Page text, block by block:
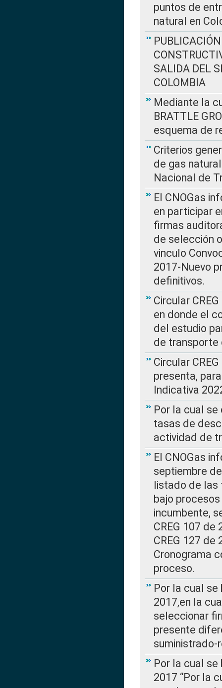
puntos de
natural en
SALIDA DEL
COLOMBIA
Mediante la
BRATTLE
esquema de
Criterios
de gas
Nacional de
El CNOGas
en participar
firmas
de selección
vinculo
2017-Nuevo
definitivos.
Circular
en donde el
del estudio
de transporte
Circular
presenta,
Indicativa
Por la cual
tasas de
actividad de
El CNOGas
septiembre
listado de las
bajo
incumbente,
CREG 107
CREG 127 de
Cronograma
proceso.
Por la cual se
2017,en la
seleccionar
presente
Por la cual se
2017 “Por la